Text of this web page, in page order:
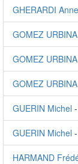
GHERARDI
GOMEZ
GOMEZ
GOMEZ
GUERIN Michel
GUERIN Michel
HARMAND